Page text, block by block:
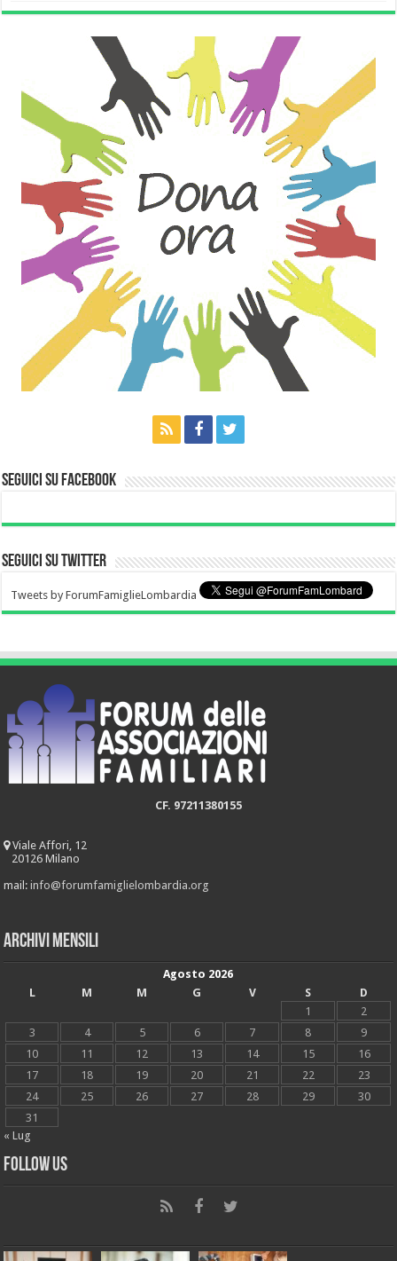
Seguici su Facebook
Seguici su Twitter
Tweets by ForumFamiglieLombardia
CF. 97211380155
Viale Affori, 12
20126 Milano
mail:info@forumfamiglielombardia.org
Archivi mensili
Agosto 2026
L
M M G V S
D
1
2
3
4 5 6 7 8
9
10
11 12 13 14 15
16
17
18 19 20 21 22
23
24
25 26 27 28 29
30
31
« Lug
Follow Us